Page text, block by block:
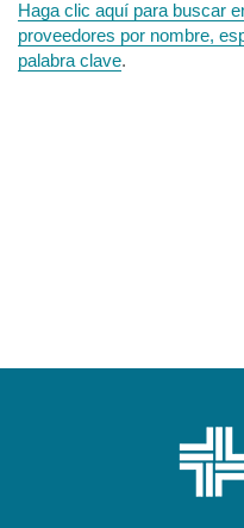
Haga clic aquí para buscar
proveedores por nombre,
palabra clave.